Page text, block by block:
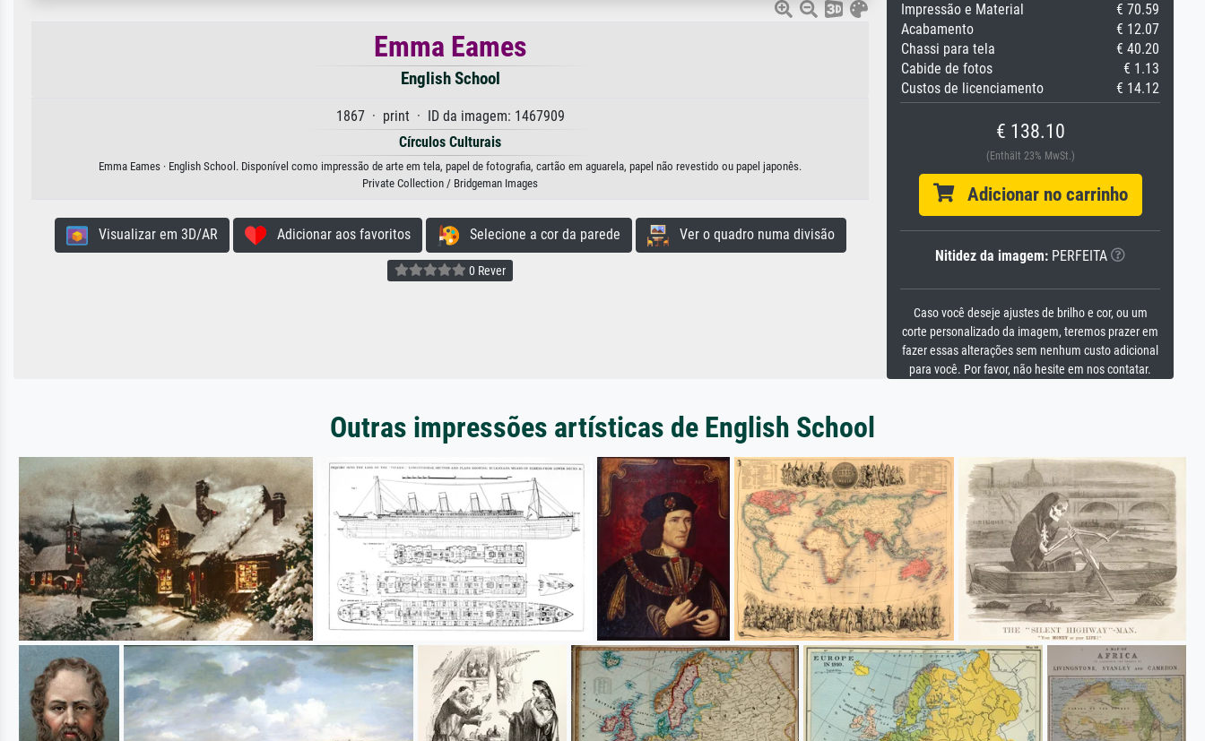
Emma Eames
English School
1867 · print · ID da imagem: 1467909
Círculos Culturais
Emma Eames · English School. Disponível como impressão de arte em tela, papel de fotografia, cartão em aguarela, papel não revestido ou papel japonês.
Private Collection / Bridgeman Images
Visualizar em 3D/AR Adicionar aos favoritos Selecione a cor da parede Ver o quadro numa divisão
0 Rever
Impressão e Material
€ 70.59
Acabamento
€ 12.07
Chassi para tela
€ 40.20
Cabide de fotos
€ 1.13
Custos de licenciamento
€ 14.12
€ 138.10
(Enthält 23% MwSt.)
Adicionar no carrinho
Nitidez da imagem: PERFEITA
Caso você deseje ajustes de brilho e cor, ou um
corte personalizado da imagem, teremos prazer em
fazer essas alterações sem nenhum custo adicional
para você. Por favor, não hesite em nos contatar.
Outras impressões artísticas de English School